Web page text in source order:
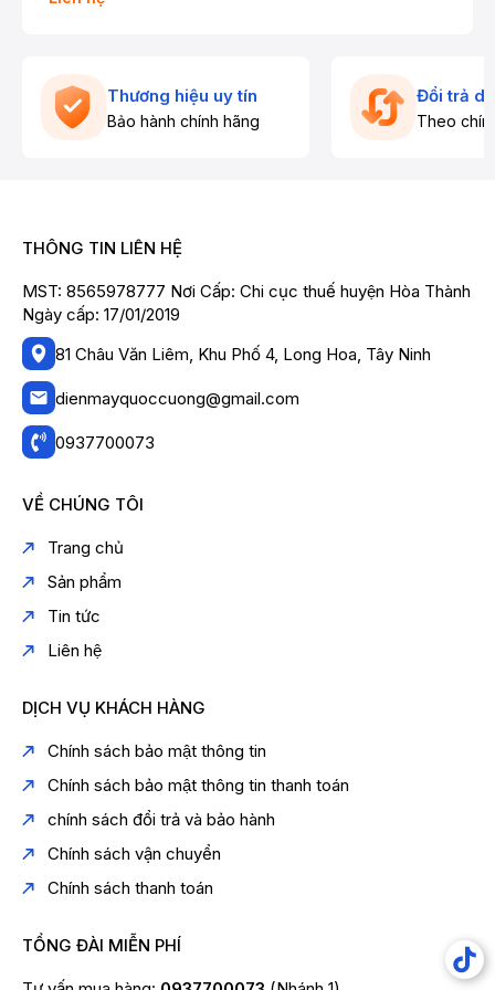
Thương hiệu uy tín
Bảo hành chính hãng
Đổi trả
Theo
THÔNG TIN LIÊN HỆ
MST: 8565978777 Nơi Cấp: Chi cục thuế huyện Hòa Thành
Ngày cấp: 17/01/2019
81 Châu Văn Liêm, Khu Phố 4, Long Hoa, Tây Ninh
dienmayquoccuong@gmail.com
0937700073
VỀ CHÚNG TÔI
Trang chủ
Sản phẩm
Tin tức
Liên hệ
DỊCH VỤ KHÁCH HÀNG
Chính sách bảo mật thông tin
Chính sách bảo mật thông tin thanh toán
chính sách đổi trả và bảo hành
Chính sách vận chuyển
Chính sách thanh toán
TỔNG ĐÀI MIỄN PHÍ